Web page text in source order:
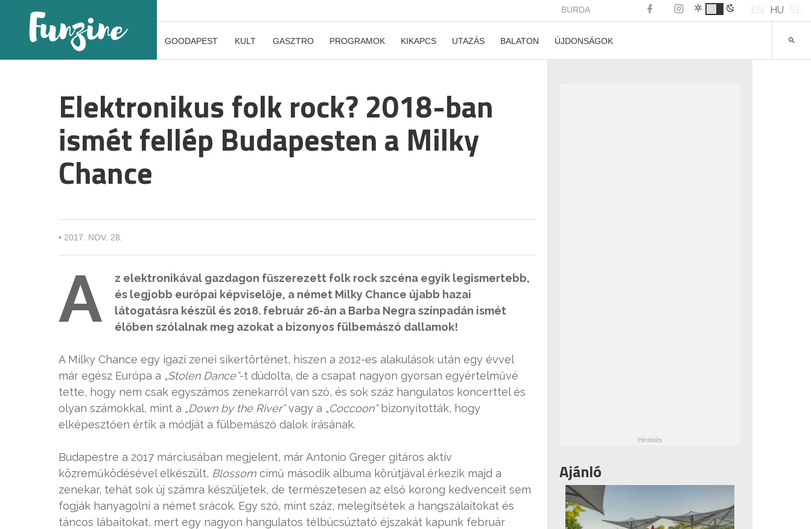
BURDA EN HU SL
GOODAPEST KULT GASZTRO PROGRAMOK KIKAPCS UTAZÁS BALATON ÚJDONSÁGOK
Elektronikus folk rock? 2018-ban
ismét fellép Budapesten a Milky
Chance
• 2017. NOV. 28.
A
z elektronikával gazdagon fűszerezett folk rock szcéna egyik legismertebb,
és legjobb európai képviselője, a német Milky Chance újabb hazai
látogatásra készül és 2018. február 26-án a Barba Negra színpadán ismét
élőben szólalnak meg azokat a bizonyos fülbemászó dallamok!
A Milky Chance egy igazi zenei sikertörténet, hiszen a 2012-es alakulások után egy évvel
már egész Európa a „Stolen Dance”-t dúdolta, de a csapat nagyon gyorsan egyértelművé
tette, hogy nem csak egyszámos zenekarról van szó, és sok száz hangulatos koncerttel és
olyan számokkal, mint a „Down by the River”vagy a „Coccoon”bizonyították, hogy
elképesztően értik a módját a fülbemászó dalok írásának.
Budapestre a 2017 márciusában megjelent, már Antonio Greger gitáros aktív
közreműködésével elkészült, Blossom című második albuma körútjával érkezik majd a
zenekar, tehát sok új számra készüljetek, de természetesen az első korong kedvenceit sem
fogják hanyagolni a német srácok. Egy szó, mint száz, melegítsétek a hangszálaitokat és
táncos lábaitokat, mert egy nagyon hangulatos télbúcsúztató éjszakát kapunk február
Ajánló